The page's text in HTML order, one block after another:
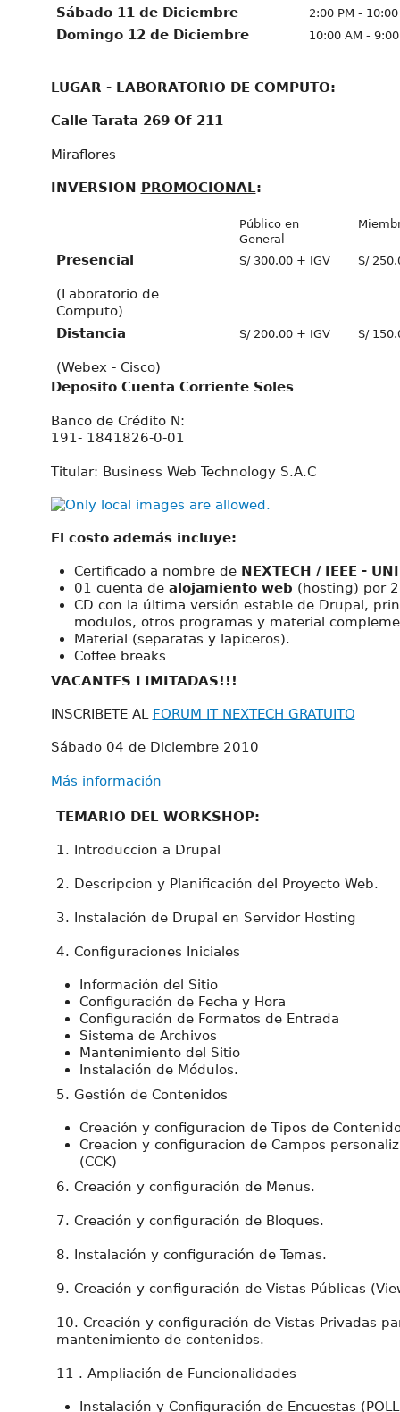
Sábado 11 de Diciembre 2:00 PM - 10:00
Domingo 12 de Diciembre 10:00 AM -
LUGAR - LABORATORIO DE COMPUTO:
Calle Tarata 269 Of 211
Miraflores
INVERSION PROMOCIONAL:
Público en
General
Presencial
(Laboratorio de
Computo)
S/ 300.00 + IGV S/
Distancia
(Webex - Cisco)
S/ 200.00 + IGV S/
Deposito Cuenta Corriente Soles
Banco de Crédito N:
191- 1841826-0-01
Titular: Business Web Technology S.A.C
El costo además incluye:
Certificado a nombre de NEXTECH / IEEE - UNI
01 cuenta de alojamiento web (hosting) por
CD con la última versión estable de Drupal,
modulos, otros programas y material
Material (separatas y lapiceros).
Coffee breaks
VACANTES LIMITADAS!!!
INSCRIBETE AL FORUM IT NEXTECH GRATUITO
Sábado 04 de Diciembre 2010
Más información
TEMARIO DEL WORKSHOP:
1. Introduccion a Drupal
2. Descripcion y Planificación del Proyecto Web.
3. Instalación de Drupal en Servidor Hosting
4. Configuraciones Iniciales
Información del Sitio
Configuración de Fecha y Hora
Configuración de Formatos de Entrada
Sistema de Archivos
Mantenimiento del Sitio
Instalación de Módulos.
5. Gestión de Contenidos
Creación y configuracion de Tipos de
Creacion y configuracion de Campos
(CCK)
6. Creación y configuración de Menus.
7. Creación y configuración de Bloques.
8. Instalación y configuración de Temas.
9. Creación y configuración de Vistas Públicas
10. Creación y configuración de Vistas Privadas
mantenimiento de contenidos.
11 . Ampliación de Funcionalidades
Instalación y Configuración de Encuestas